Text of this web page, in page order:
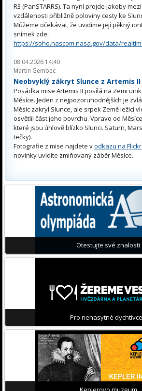
R3 (PanSTARRS). Ta nyní projde jakoby
vzdálenosti přibližně poloviny cesty ke
Můžeme očekávat, že uvidíme její pěkný
snímek zde:
https://soho.nascom.nasa.gov/data/
08.04.2026 14:40
Martin Gembec
Neobvyklý zákryt Slunce z Artemis II
Posádka mise Artemis II posílá na Zemi
Měsíce. Jeden z nejpozoruhodnějších je
Měsíc zakryl Slunce, ale srpek Země ležící
osvětlil část jeho povrchu. Vpravo od
které jsou úhlově blízko Slunci. Saturn,
tečky).
Fotografie z mise najdete vodkazu na Flickr
novinky uvidíte zmiňovaný záběr Měsíce.
Otestujte své znalosti
Pro nenasytné